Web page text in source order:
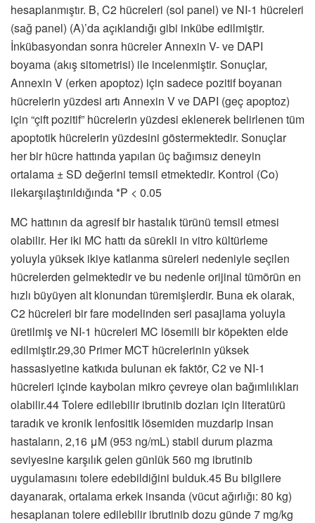
hesaplanmıştır. B, C2 hücreleri (sol panel) ve NI-1 hücreleri
(sağ panel) (A)’da açıklandığı gibi inkübe edilmiştir.
İnkübasyondan sonra hücreler Annexin V- ve DAPI
boyama (akış sitometrisi) ile incelenmiştir. Sonuçlar,
Annexin V (erken apoptoz) için sadece pozitif boyanan
hücrelerin yüzdesi artı Annexin V ve DAPI (geç apoptoz)
için “çift pozitif” hücrelerin yüzdesi eklenerek belirlenen tüm
apoptotik hücrelerin yüzdesini göstermektedir. Sonuçlar
her bir hücre hattında yapılan üç bağımsız deneyin
ortalama ± SD değerini temsil etmektedir. Kontrol (Co)
ilekarşılaştırıldığında *P < 0.05
MC hattının da agresif bir hastalık türünü temsil etmesi
olabilir. Her iki MC hattı da sürekli in vitro kültürleme
yoluyla yüksek ikiye katlanma süreleri nedeniyle seçilen
hücrelerden gelmektedir ve bu nedenle orijinal tümörün en
hızlı büyüyen alt klonundan türemişlerdir. Buna ek olarak,
C2 hücreleri bir fare modelinden seri pasajlama yoluyla
üretilmiş ve NI-1 hücreleri MC lösemili bir köpekten elde
edilmiştir.29,30 Primer MCT hücrelerinin yüksek
hassasiyetine katkıda bulunan ek faktör, C2 ve NI-1
hücreleri içinde kaybolan mikro çevreye olan bağımlılıkları
olabilir.44 Tolere edilebilir ibrutinib dozları için literatürü
taradık ve kronik lenfositik lösemiden muzdarip insan
hastaların, 2,16 μM (953 ng/mL) stabil durum plazma
seviyesine karşılık gelen günlük 560 mg ibrutinib
uygulamasını tolere edebildiğini bulduk.45 Bu bilgilere
dayanarak, ortalama erkek insanda (vücut ağırlığı: 80 kg)
hesaplanan tolere edilebilir ibrutinib dozu günde 7 mg/kg